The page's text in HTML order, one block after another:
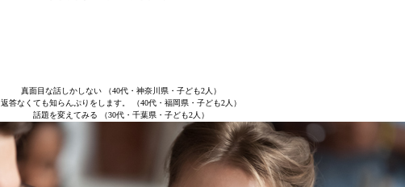
真面目な話しかしない （40代・神奈川県・子ども2人）
返答なくても知らんぷりをします。 （40代・福岡県・子ども2人）
話題を変えてみる （30代・千葉県・子ども2人）